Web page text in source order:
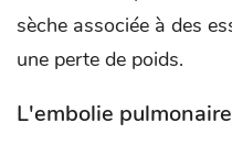
sèche associée à des
une perte de poids.
L'embolie